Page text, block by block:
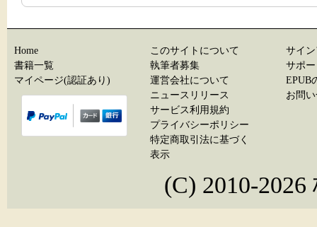
Home
書籍一覧
マイページ(認証あり)
このサイトについて
執筆者募集
運営会社について
ニュースリリース
サービス利用規約
プライバシーポリシー
特定商取引法に基づく
表示
サイ
サポ
EPUB
お問
(C) 2010-